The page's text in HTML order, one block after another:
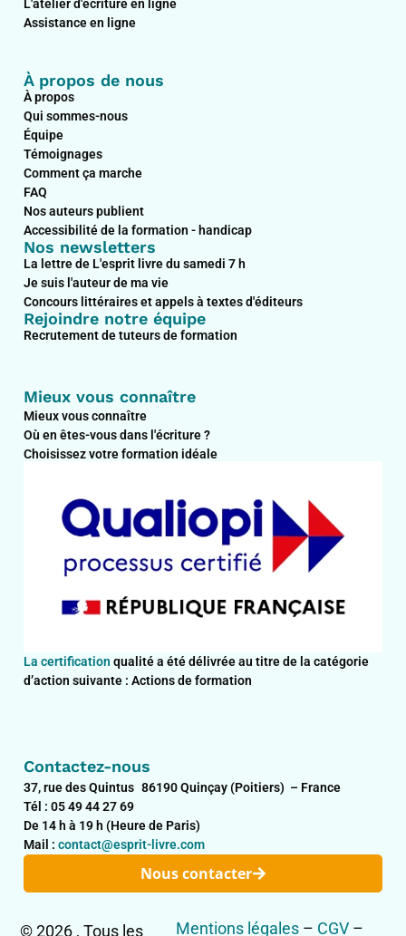
m
L'atelier d'écriture en ligne
Assistance en ligne
À propos de nous
À propos
Qui sommes-nous
Équipe
Témoignages
Comment ça marche
FAQ
Nos auteurs publient
Accessibilité de la formation - handicap
Nos newsletters
La lettre de L'esprit livre du samedi 7 h
Je suis l'auteur de ma vie
Concours littéraires et appels à textes d'éditeurs
Rejoindre notre équipe
Recrutement de tuteurs de formation
Mieux vous connaître
Mieux vous connaître
Où en êtes-vous dans l'écriture ?
Choisissez votre formation idéale
La certificationqualité a été délivrée au titre de la catégorie
d’action suivante : Actions de formation
Contactez-nous
37, rue des Quintus 86190 Quinçay (Poitiers) – France
Tél : 05 49 44 27 69
De 14 h à 19 h (Heure de Paris)
Mail :contact@esprit-livre.com
Nous contacter
© 2026 , Tous les Mentions légales – CGV –